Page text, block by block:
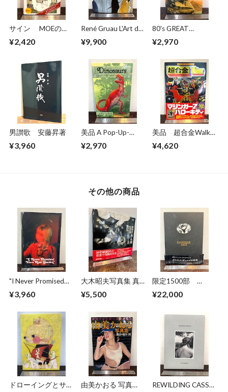
サイン MOEのえ
こ ヒグチユウコ
¥2,420
René Gruau L'Art de
of Advertising
¥9,900
80's GREAT
Pop−Up Book
¥2,970
男讃歌 安藤昇著
¥3,960
美品 A Pop-Up-
Giants of the Earth
¥2,970
美品 超合金Walkar
誕生40周年記念
¥4,620
その他の商品
"I Never Promised
CHLOE SHEPPARD
¥3,960
大木昭夫写真集 真
TAIWAN1971〜
¥5,500
限定1500部
エル・ダックス写真
¥22,000
ドローイングとサイ
由美かおる 写真
REWILDING CASS